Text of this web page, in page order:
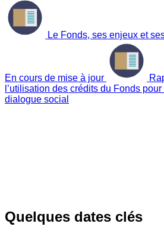
Le Fonds, ses enjeux et
En cours de mise à jour
l’utilisation des crédits du Fonds
dialogue social
Quelques dates clés